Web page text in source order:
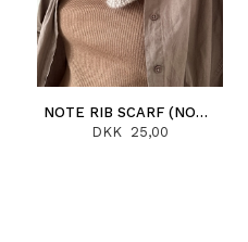
NOTE RIB SCARF (NORSK)
DKK 25,00